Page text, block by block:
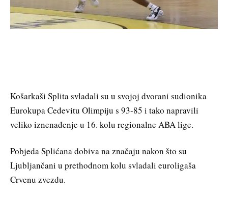
Košarkaši Splita svladali su u svojoj dvorani sudionika
Eurokupa Cedevitu Olimpiju s 93-85 i tako napravili
veliko iznenađenje u 16. kolu regionalne ABA lige.
Pobjeda Splićana dobiva na značaju nakon što su
Ljubljančani u prethodnom kolu svladali euroligaša
Crvenu zvezdu.